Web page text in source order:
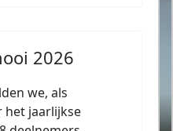
2026
we, als
het jaarlijkse